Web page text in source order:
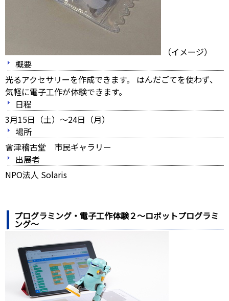
（イメージ）
概要
光るアクセサリーを作成できます。 はんだごてを使わず、
気軽に電子工作が体験できます。
日程
3月15日（土）～24日（月）
場所
會津稽古堂 市民ギャラリー
出展者
NPO法人 Solaris
プログラミング・電子工作体験２～ロボットプログラミ
ング～